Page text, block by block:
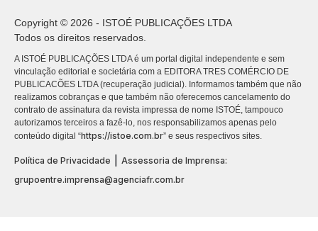
Copyright © 2026 - ISTOÉ PUBLICAÇÕES LTDA
Todos os direitos reservados.
A ISTOÉ PUBLICAÇÕES LTDA é um portal digital independente e sem
vinculação editorial e societária com a EDITORA TRES COMÉRCIO DE
PUBLICACÕES LTDA (recuperação judicial). Informamos também que não
realizamos cobranças e que também não oferecemos cancelamento do
contrato de assinatura da revista impressa de nome ISTOÉ, tampouco
autorizamos terceiros a fazê-lo, nos responsabilizamos apenas pelo
conteúdo digital “https://istoe.com.br” e seus respectivos sites.
Política de Privacidade
Assessoria de Imprensa:
grupoentre.imprensa@agenciafr.com.br